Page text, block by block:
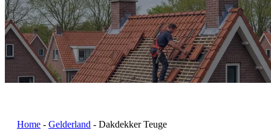
Home - Gelderland - Dakdekker Teuge